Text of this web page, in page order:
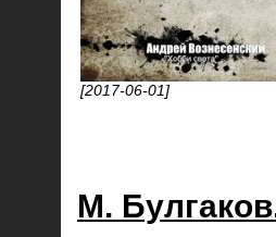
[2017-06-01]
М.